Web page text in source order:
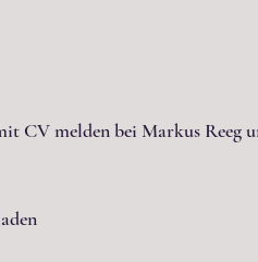
CV melden bei Markus Reeg